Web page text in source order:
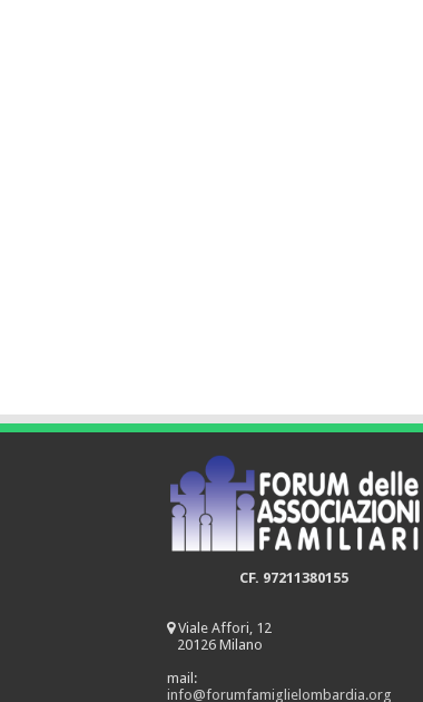
CF. 97211380155
Viale Affori, 12
20126 Milano
mail:
info@forumfamiglielombardia.org